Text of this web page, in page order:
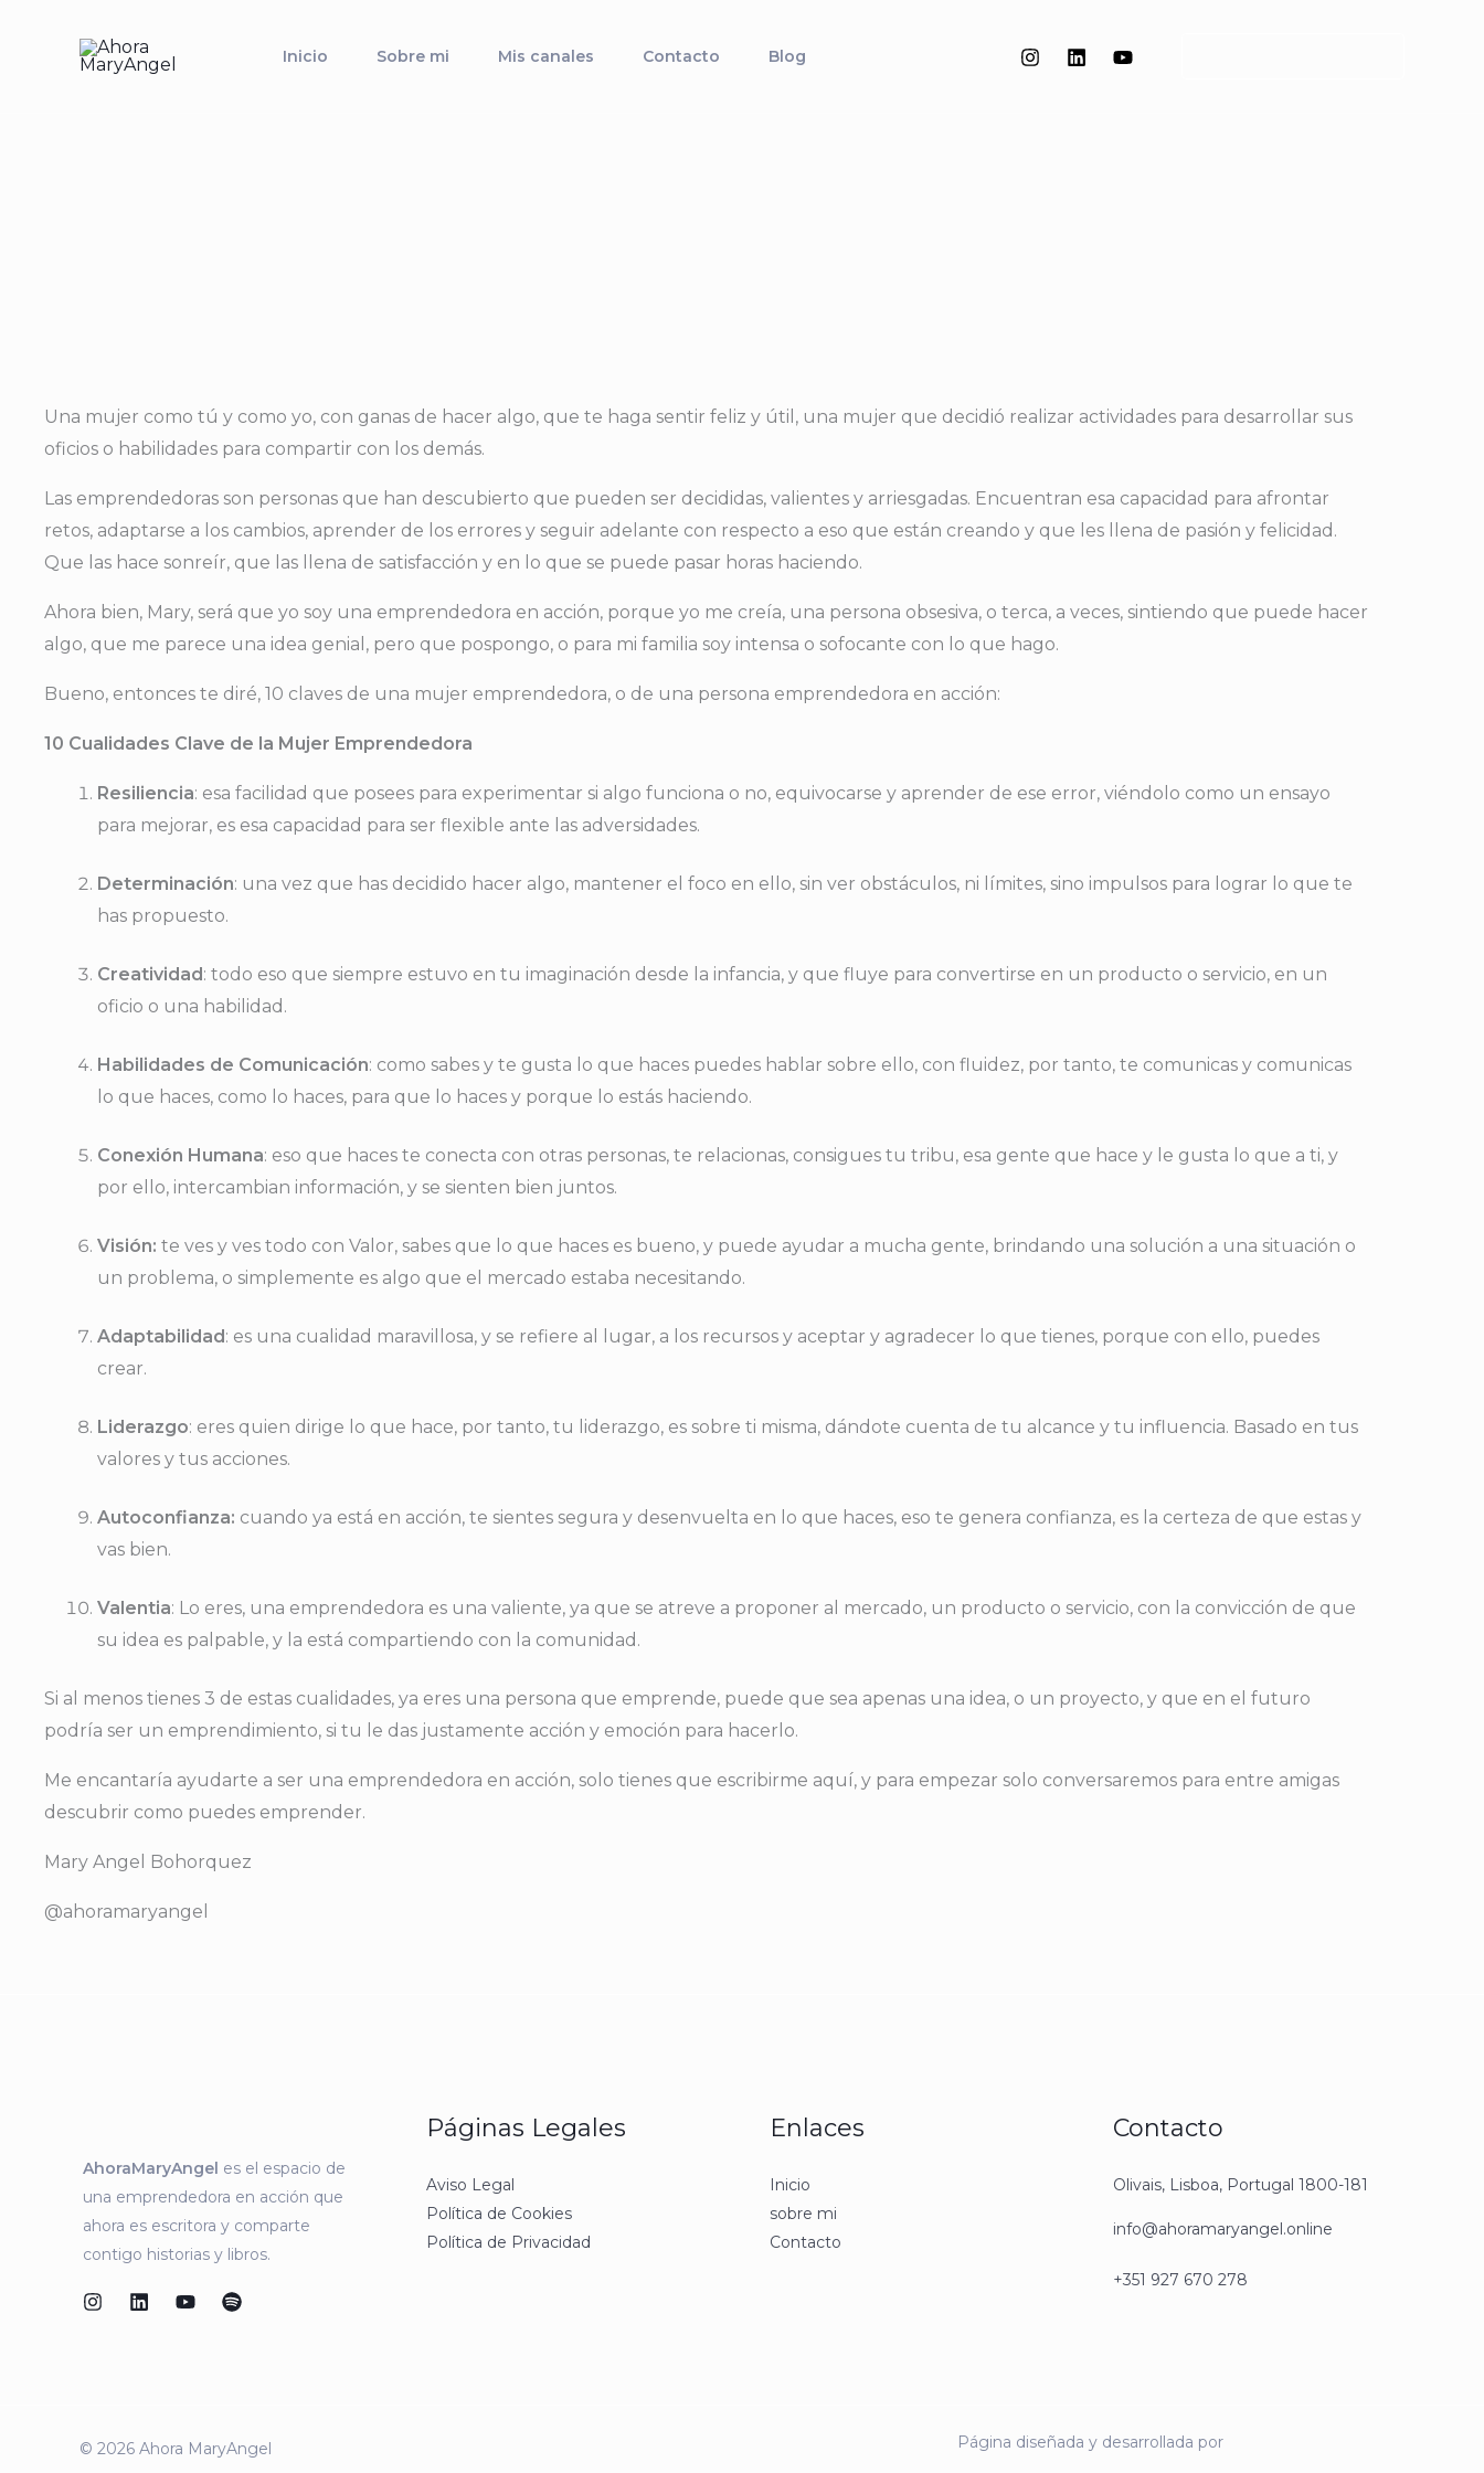
Inicio Sobre mi Mis canales Contacto Blog
Una mujer como tú y como yo, con ganas de hacer algo, que te haga sentir feliz y útil, una mujer que decidió realizar actividades para desarrollar sus
oficios o habilidades para compartir con los demás.
Las emprendedoras son personas que han descubierto que pueden ser decididas, valientes y arriesgadas. Encuentran esa capacidad para afrontar
retos, adaptarse a los cambios, aprender de los errores y seguir adelante con respecto a eso que están creando y que les llena de pasión y felicidad.
Que las hace sonreír, que las llena de satisfacción y en lo que se puede pasar horas haciendo.
Ahora bien, Mary, será que yo soy una emprendedora en acción, porque yo me creía, una persona obsesiva, o terca, a veces, sintiendo que puede hacer
algo, que me parece una idea genial, pero que pospongo, o para mi familia soy intensa o sofocante con lo que hago.
Bueno, entonces te diré, 10 claves de una mujer emprendedora, o de una persona emprendedora en acción:
10 Cualidades Clave de la Mujer Emprendedora
Resiliencia: esa facilidad que posees para experimentar si algo funciona o no, equivocarse y aprender de ese error, viéndolo como un ensayo
para mejorar, es esa capacidad para ser flexible ante las adversidades.
Determinación: una vez que has decidido hacer algo, mantener el foco en ello, sin ver obstáculos, ni límites, sino impulsos para lograr lo que te
has propuesto.
Creatividad: todo eso que siempre estuvo en tu imaginación desde la infancia, y que fluye para convertirse en un producto o servicio, en un
oficio o una habilidad.
Habilidades de Comunicación: como sabes y te gusta lo que haces puedes hablar sobre ello, con fluidez, por tanto, te comunicas y comunicas
lo que haces, como lo haces, para que lo haces y porque lo estás haciendo.
Conexión Humana: eso que haces te conecta con otras personas, te relacionas, consigues tu tribu, esa gente que hace y le gusta lo que a ti, y
por ello, intercambian información, y se sienten bien juntos.
Visión: te ves y ves todo con Valor, sabes que lo que haces es bueno, y puede ayudar a mucha gente, brindando una solución a una situación o
un problema, o simplemente es algo que el mercado estaba necesitando.
Adaptabilidad: es una cualidad maravillosa, y se refiere al lugar, a los recursos y aceptar y agradecer lo que tienes, porque con ello, puedes
crear.
Liderazgo: eres quien dirige lo que hace, por tanto, tu liderazgo, es sobre ti misma, dándote cuenta de tu alcance y tu influencia. Basado en tus
valores y tus acciones.
Autoconfianza: cuando ya está en acción, te sientes segura y desenvuelta en lo que haces, eso te genera confianza, es la certeza de que estas y
vas bien.
Valentia: Lo eres, una emprendedora es una valiente, ya que se atreve a proponer al mercado, un producto o servicio, con la convicción de que
su idea es palpable, y la está compartiendo con la comunidad.
Si al menos tienes 3 de estas cualidades, ya eres una persona que emprende, puede que sea apenas una idea, o un proyecto, y que en el futuro
podría ser un emprendimiento, si tu le das justamente acción y emoción para hacerlo.
Me encantaría ayudarte a ser una emprendedora en acción, solo tienes que escribirme aquí, y para empezar solo conversaremos para entre amigas
descubrir como puedes emprender.
Mary Angel Bohorquez
@ahoramaryangel
AhoraMaryAngel es el espacio de
una emprendedora en acción que
ahora es escritora y comparte
contigo historias y libros.
Páginas Legales
Aviso Legal
Política de Cookies
Política de Privacidad
Enlaces
Inicio
sobre mi
Contacto
Contacto
Olivais, Lisboa, Portugal 1800-181
info@ahoramaryangel.online
+351 927 670 278
© 2026 Ahora MaryAngel Página diseñada y desarrollada por